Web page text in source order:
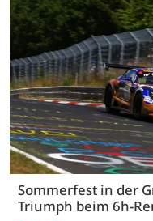
Sommerfest in der
Triumph beim 6h-